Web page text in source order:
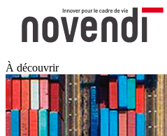
À découvrir